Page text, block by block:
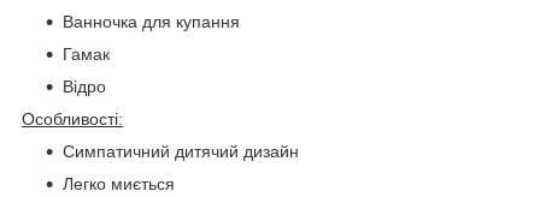
Ванночка для купання
Гамак
Відро
Особливості:
Симпатичний дитячий дизайн
Легко миється